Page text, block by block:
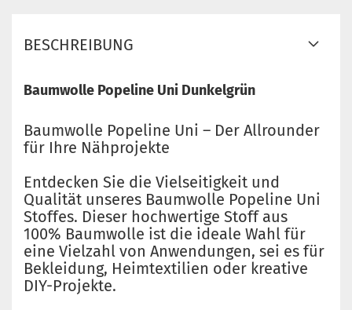
BESCHREIBUNG
Baumwolle Popeline Uni Dunkelgrün
Baumwolle Popeline Uni – Der Allrounder
für Ihre Nähprojekte
Entdecken Sie die Vielseitigkeit und
Qualität unseres Baumwolle Popeline Uni
Stoffes. Dieser hochwertige Stoff aus
100% Baumwolle ist die ideale Wahl für
eine Vielzahl von Anwendungen, sei es für
Bekleidung, Heimtextilien oder kreative
DIY-Projekte.